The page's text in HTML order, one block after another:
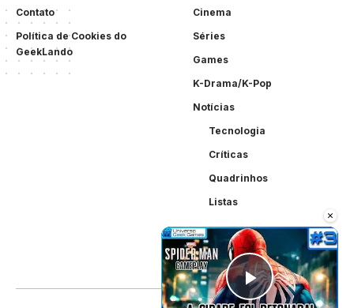
×
Play
Contato
Política de Cookies do
GeekLando
Cinema
Séries
Games
K-Drama/K-Pop
Notícias
Tecnologia
Críticas
Quadrinhos
Listas